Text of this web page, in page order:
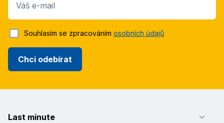
Váš e-mail
Chci odebírat
Souhlasím se zpracováním osobních údajů
Last minute